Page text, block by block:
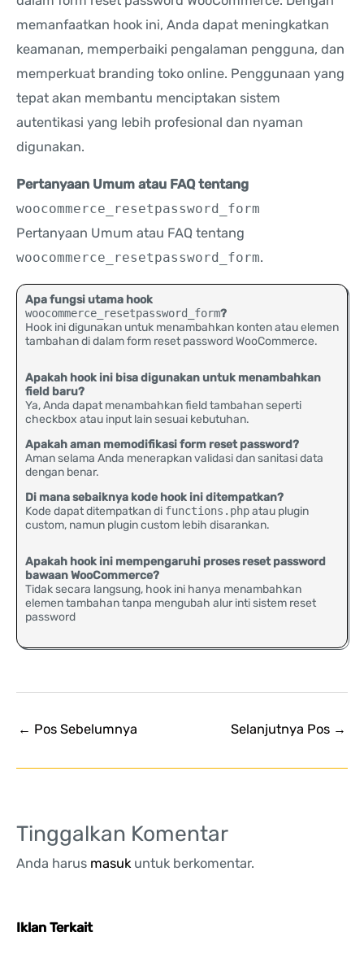
memanfaatkan hook ini, Anda dapat meningkatkan
keamanan, memperbaiki pengalaman pengguna, dan
memperkuat branding toko online. Penggunaan yang
tepat akan membantu menciptakan sistem
autentikasi yang lebih profesional dan nyaman
digunakan.
Pertanyaan Umum atau FAQ tentang
woocommerce_resetpassword_form
Pertanyaan Umum atau FAQ tentang
woocommerce_resetpassword_form.
Apa fungsi utama hook
woocommerce_resetpassword_form?
Hook ini digunakan untuk menambahkan konten atau elemen
tambahan di dalam form reset password WooCommerce.
Apakah hook ini bisa digunakan untuk menambahkan
field baru?
Ya, Anda dapat menambahkan field tambahan seperti
checkbox atau input lain sesuai kebutuhan.
Apakah aman memodifikasi form reset password?
Aman selama Anda menerapkan validasi dan sanitasi data
dengan benar.
Di mana sebaiknya kode hook ini ditempatkan?
Kode dapat ditempatkan di functions.phpatau plugin
custom, namun plugin custom lebih disarankan.
Apakah hook ini mempengaruhi proses reset password
bawaan WooCommerce?
Tidak secara langsung, hook ini hanya menambahkan
elemen tambahan tanpa mengubah alur inti sistem reset
password
← Pos Sebelumnya Selanjutnya Pos →
Tinggalkan Komentar
Anda harus masukuntuk berkomentar.
Iklan Terkait